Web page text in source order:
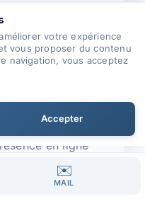
les mises à
de votre
nous pour
en ligne
: Notre
✉️
MAIL
votre expérience
vous proposer du contenu
navigation, vous acceptez
Accepter